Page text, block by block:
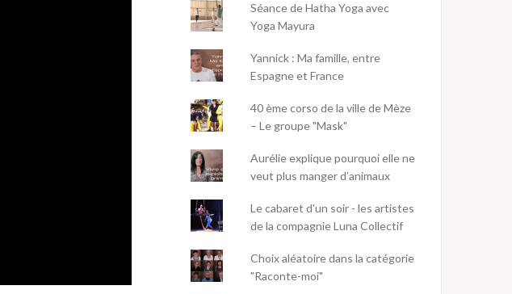
Séance de Hatha Yoga avec
Yoga Mayura
Yannick : Ma famille, entre
Espagne et France
40 ème corso de la ville de Mèze
– Le groupe "Mask"
Aurélie explique pourquoi elle ne
veut plus manger d’animaux
Le cabaret d'un soir - les artistes
de la compagnie Luna Collectif
Choix aléatoire dans la catégorie
"Raconte-moi"